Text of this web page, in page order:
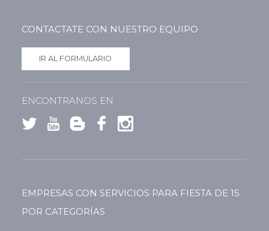
CONTACTATE CON NUESTRO EQUIPO
IR AL FORMULARIO
ENCONTRANOS EN
EMPRESAS CON SERVICIOS PARA FIESTA DE 15
POR CATEGORÍAS